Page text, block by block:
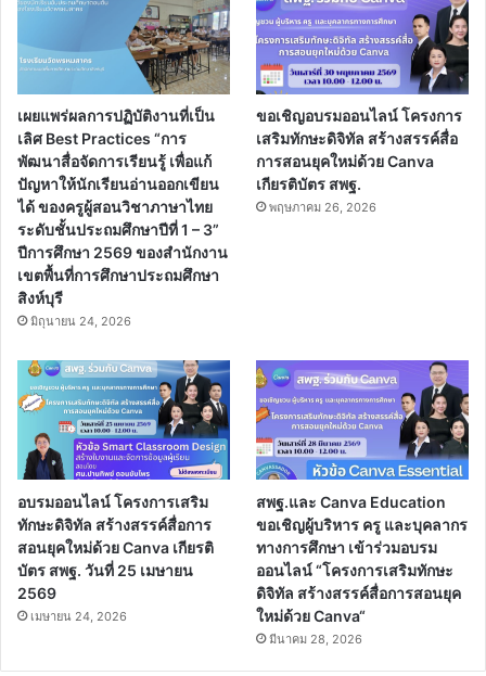
เผยแพร่ผลการปฏิบัติงานที่เป็น
เลิศ Best Practices “การ
พัฒนาสื่อจัดการเรียนรู้ เพื่อแก้
ปัญหาให้นักเรียนอ่านออกเขียน
ได้ ของครูผู้สอนวิชาภาษาไทย
ระดับชั้นประถมศึกษาปีที่ 1 – 3”
ปีการศึกษา 2569 ของสำนักงาน
เขตพื้นที่การศึกษาประถมศึกษา
สิงห์บุรี
มิถุนายน 24, 2026
ขอเชิญอบรมออนไลน์ โครงการ
เสริมทักษะดิจิทัล สร้างสรรค์สื่อ
การสอนยุคใหม่ด้วย Canva
เกียรติบัตร สพฐ.
พฤษภาคม 26, 2026
อบรมออนไลน์ โครงการเสริม
ทักษะดิจิทัล สร้างสรรค์สื่อการ
สอนยุคใหม่ด้วย Canva เกียรติ
บัตร สพฐ. วันที่ 25 เมษายน
2569
เมษายน 24, 2026
สพฐ.และ Canva Education
ขอเชิญผู้บริหาร ครู และบุคลากร
ทางการศึกษา เข้าร่วมอบรม
ออนไลน์ “โครงการเสริมทักษะ
ดิจิทัล สร้างสรรค์สื่อการสอนยุค
ใหม่ด้วย Canva“
มีนาคม 28, 2026